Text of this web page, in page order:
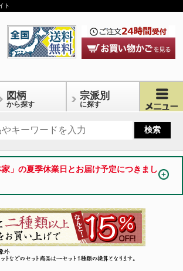
ト
図柄
から探す
宗派別
に探す
家」の夏季休業日とお届け予定につきまし